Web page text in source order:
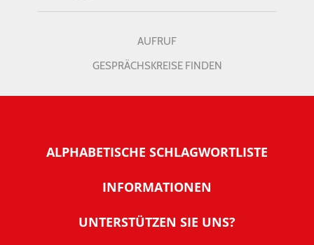
AUFRUF
GESPRÄCHSKREISE FINDEN
ALPHABETISCHE SCHLAGWORTLISTE
INFORMATIONEN
Warum NachDenkSeiten
UNTERSTÜTZEN SIE UNS?